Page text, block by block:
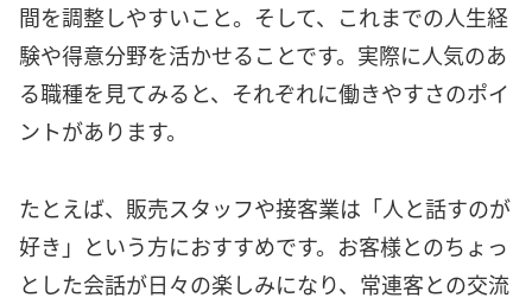
間を調整しやすいこと。そして、これまでの人生経
験や得意分野を活かせることです。実際に人気のあ
る職種を見てみると、それぞれに働きやすさのポイ
ントがあります。
たとえば、販売スタッフや接客業は「人と話すのが
好き」という方におすすめです。お客様とのちょっ
とした会話が日々の楽しみになり、常連客との交流